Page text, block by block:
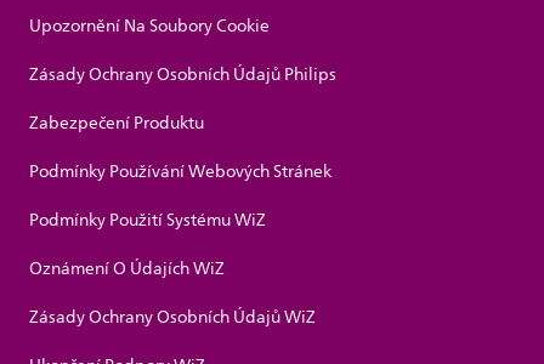
Upozornění Na Soubory Cookie
Zásady Ochrany Osobních Údajů Philips
Zabezpečení Produktu
Podmínky Používání Webových Stránek
Podmínky Použití Systému WiZ
Oznámení O Údajích WiZ
Zásady Ochrany Osobních Údajů WiZ